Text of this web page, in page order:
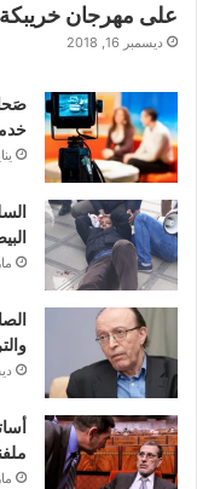
على مهرجان خريبكة
ديسمبر 16, 2018
يناير